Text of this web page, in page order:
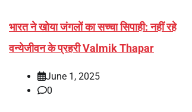
भारत ने खोया जंगलों का सच्चा सिपाही: नहीं रहे
वन्येजीवन के प्रहरी Valmik Thapar
June 1, 2025
0